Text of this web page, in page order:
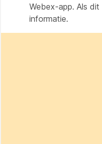
Webex-app. Als
informatie.